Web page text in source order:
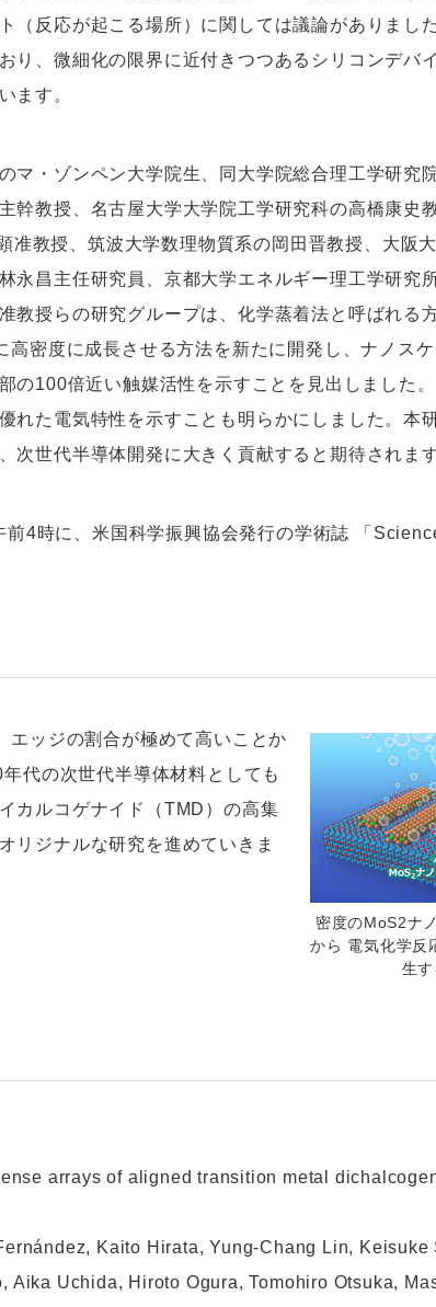
（反応が起こる場所）に関しては議論がありまし
り、微細化の限界に近付きつつあるシリコンデバ
ます。
マ・ゾンペン大学院生、同大学院総合理工学研究
幹教授、名古屋大学大学院工学研究科の高橋康史
准教授、筑波大学数理物質系の岡田晋教授、大阪
永昌主任研究員、京都大学エネルギー理工学研究
教授らの研究グループは、化学蒸着法と呼ばれる
密度に成長させる方法を新たに開発し、ナノス
の100倍近い触媒活性を示すことを見出しました
れた電気特性を示すことも明らかにしました。本
次世代半導体開発に大きく貢献すると期待されます
4時に、米国科学振興協会発行の学術誌 「
密度のMoS2ナ
から 電気化学反
生
エッジの割合が極めて高いことか
代の次世代半導体材料としても
カルコゲナイド（TMD）の高集
リジナルな研究を進めていきま
arrays of aligned transition metal
Kaito Hirata, Yung-Chang Lin, Keisuke
Aika Uchida, Hiroto Ogura, Tomohiro Otsuka,